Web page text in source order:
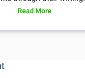
Read More